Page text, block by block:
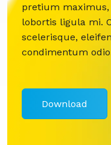
pretium
lobortis ligula mi.
scelerisque,
condimentum
Download